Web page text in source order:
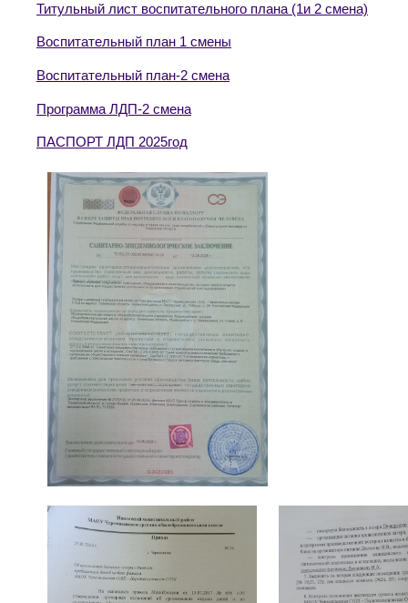
Титульный лист воспитательного плана (1и 2 смена)
Воспитательный план 1 смены
Воспитательный план-2 смена
Программа ЛДП-2 смена
ПАСПОРТ ЛДП 2025год